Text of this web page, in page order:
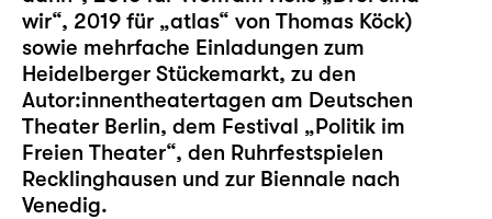
wir“, 2019 für „atlas“ von Thomas Köck)
sowie mehrfache Einladungen zum
Heidelberger Stückemarkt, zu den
Autor:innentheatertagen am Deutschen
Theater Berlin, dem Festival „Politik im
Freien Theater“, den Ruhrfestspielen
Recklinghausen und zur Biennale nach
Venedig.